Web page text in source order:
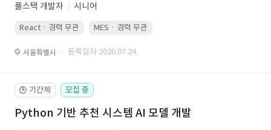
풀스택 개발자 시니어
React · 경력 무관 MES · 경력 무관
서울특별시 · 등록일자 2026.07.24.
🕒 기간제 모집 중
Python 기반 추천 시스템 AI 모델 개발